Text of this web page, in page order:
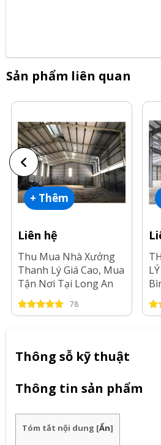
Sản phẩm liên quan
+ Thêm
Liên hệ
Thu Mua Nhà Xưởng
Thanh Lý Giá Cao, Mua
Tận Nơi Tại Long An
78
Thông sỗ kỹ thuật
Thông tin sản phẩm
Tóm tắt nội dung [Ẩn]